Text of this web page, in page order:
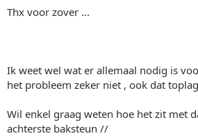
Thx voor zover ...
Ik weet wel wat er allemaal nodig is
het probleem zeker niet , ook dat
Wil enkel graag weten hoe het zit met
achterste baksteun //